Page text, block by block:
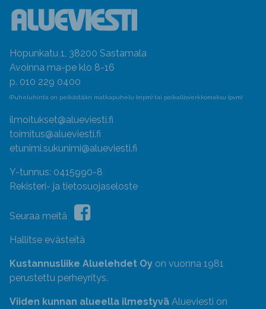
Hopunkatu 1, 38200 Sastamala
Avoinna ma-pe klo 8-16
p. 010 229 0400
(Puheluhinta on pelkästään matkapuhelu (mpm) tai paikallisverkkomaksu (pvm)
ilmoitukset@alueviesti.fi
toimitus@alueviesti.fi
etunimi.sukunimi@alueviesti.fi
Y-tunnus: 0415990-8
Rekisteri- ja tietosuojaseloste
Seuraa meitä
Hallitse evästeitä
Kustannusliike Aluelehdet Oy on vuonna 1981
perustettu perheyritys.
Viiden kunnan alueella ilmestyvä Alueviesti on